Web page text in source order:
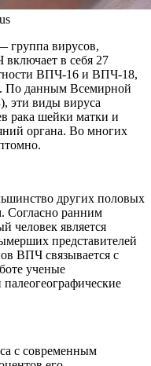
группа вирусов,
в себя 27
ВПЧ-16 и ВПЧ-18,
По данным Всемирной
эти виды вируса
рака шейки матки и
органа. Во многих
других половых
Согласно ранним
человек является
представителей
ВПЧ связывается с
ученые
с современным